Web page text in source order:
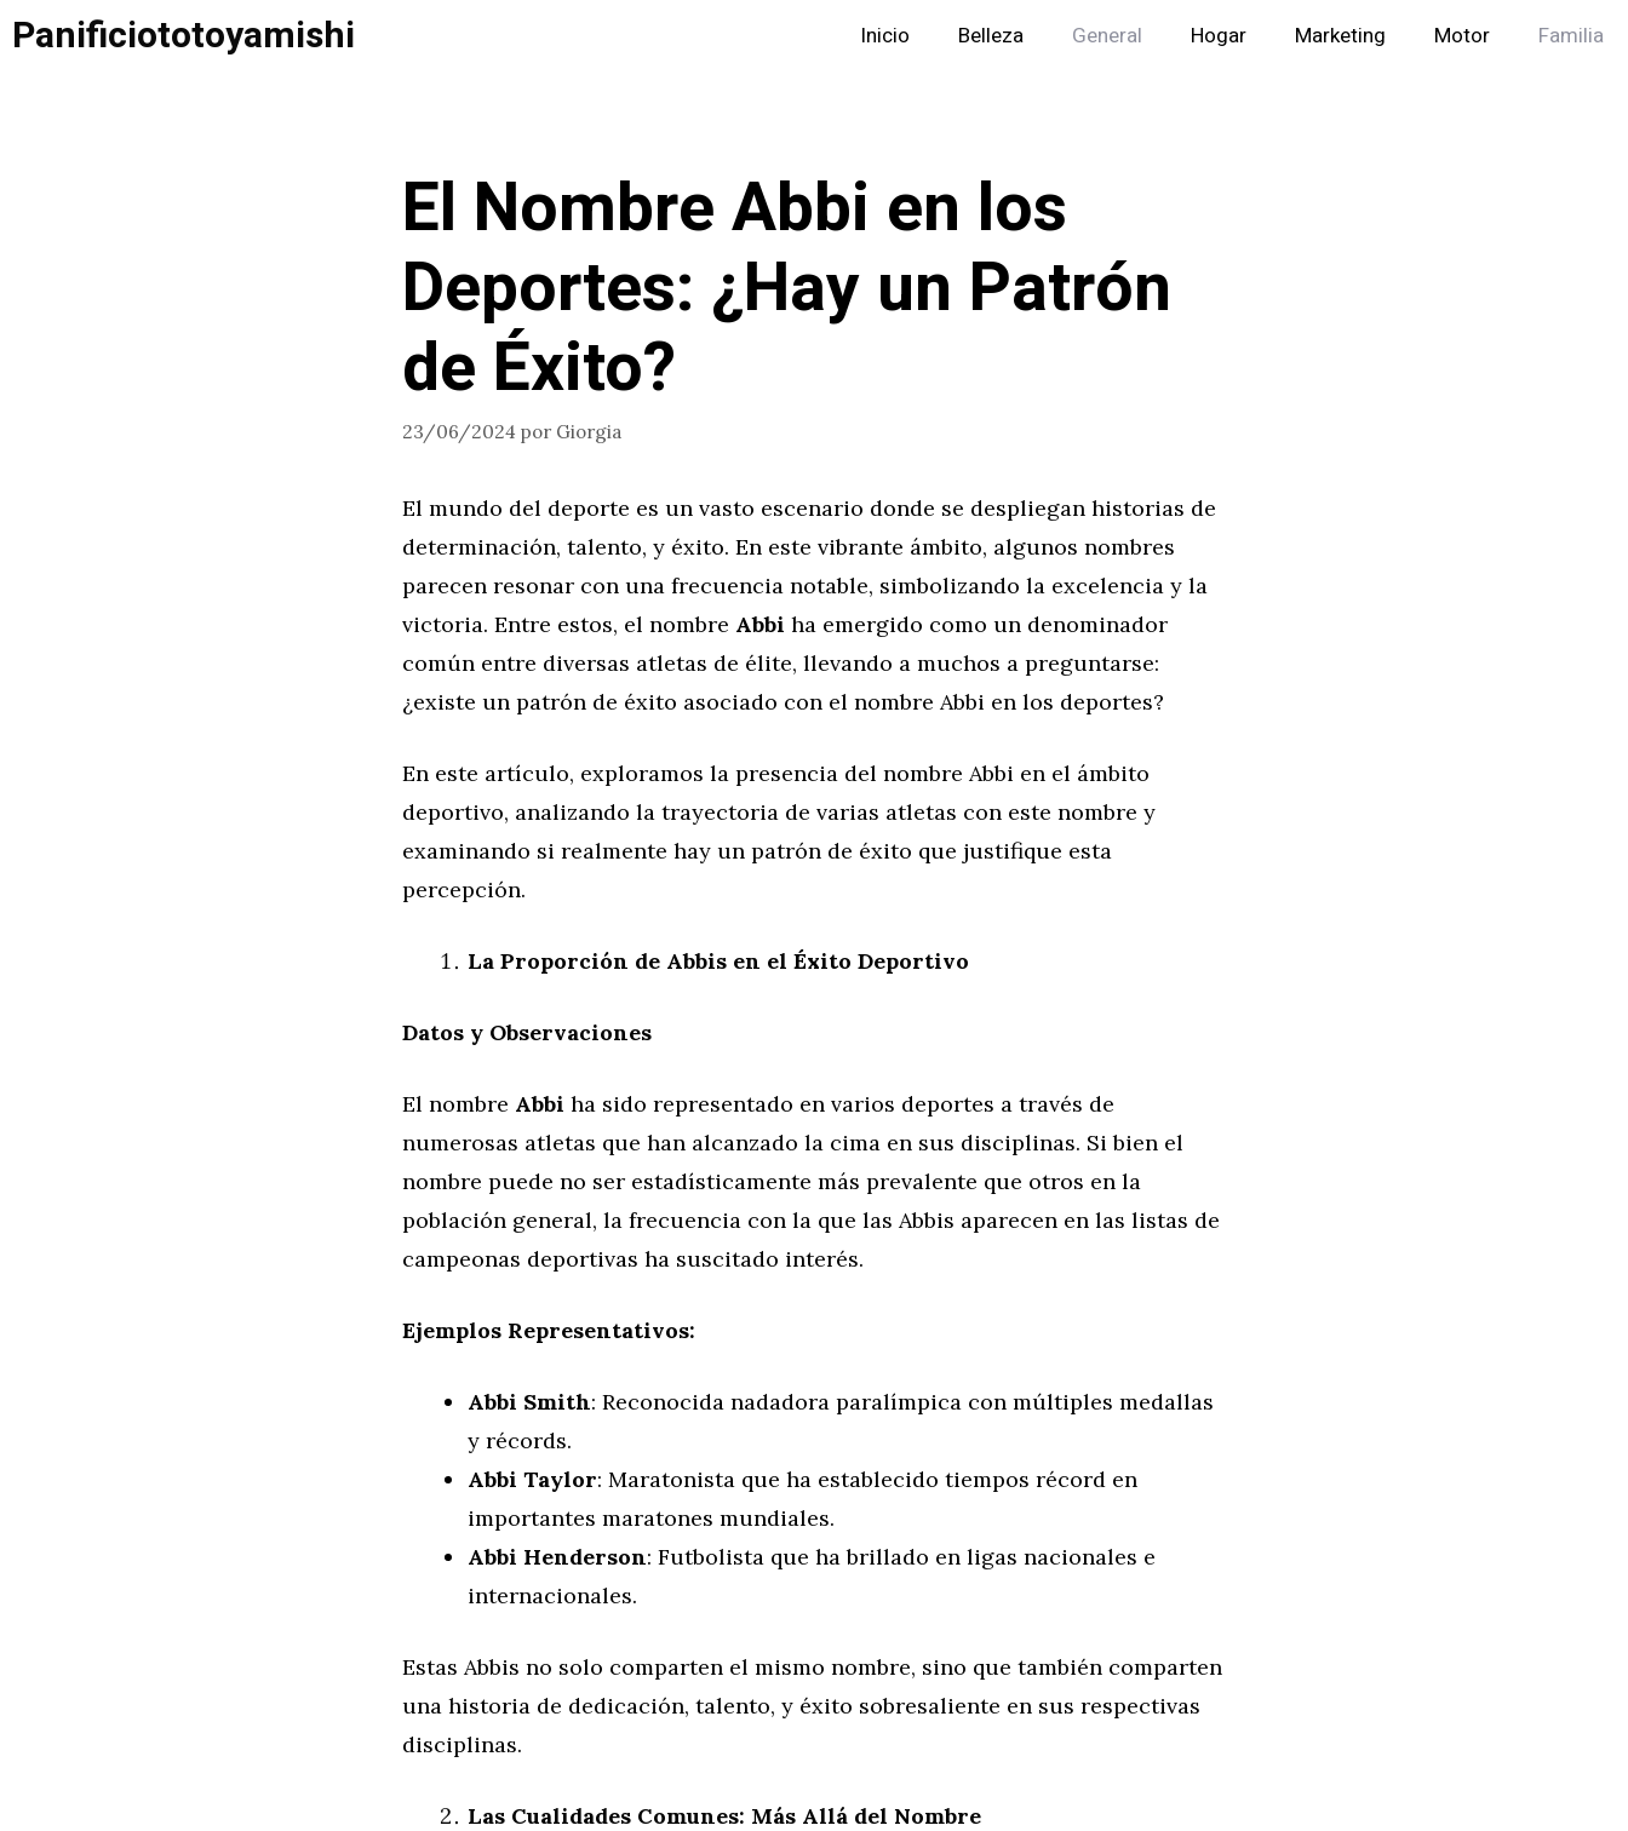
Saltar
alPanificiototoyamishi Inicio Belleza General Hogar Marketing Motor Familia
El Nombre Abbi en los
Deportes: ¿Hay un Patrón
de Éxito?
23/06/2024 por Giorgia
El mundo del deporte es un vasto escenario donde se despliegan historias de
determinación, talento, y éxito. En este vibrante ámbito, algunos nombres
parecen resonar con una frecuencia notable, simbolizando la excelencia y la
victoria. Entre estos, el nombre Abbi ha emergido como un denominador
común entre diversas atletas de élite, llevando a muchos a preguntarse:
¿existe un patrón de éxito asociado con el nombre Abbi en los deportes?
En este artículo, exploramos la presencia del nombre Abbi en el ámbito
deportivo, analizando la trayectoria de varias atletas con este nombre y
examinando si realmente hay un patrón de éxito que justifique esta
percepción.
La Proporción de Abbis en el Éxito Deportivo
Datos y Observaciones
El nombre Abbi ha sido representado en varios deportes a través de
numerosas atletas que han alcanzado la cima en sus disciplinas. Si bien el
nombre puede no ser estadísticamente más prevalente que otros en la
población general, la frecuencia con la que las Abbis aparecen en las listas de
campeonas deportivas ha suscitado interés.
Ejemplos Representativos:
Abbi Smith: Reconocida nadadora paralímpica con múltiples medallas
y récords.
Abbi Taylor: Maratonista que ha establecido tiempos récord en
importantes maratones mundiales.
Abbi Henderson: Futbolista que ha brillado en ligas nacionales e
internacionales.
Estas Abbis no solo comparten el mismo nombre, sino que también comparten
una historia de dedicación, talento, y éxito sobresaliente en sus respectivas
disciplinas.
Las Cualidades Comunes: Más Allá del Nombre